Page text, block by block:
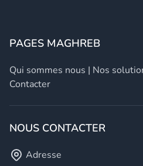
PAGES MAGHREB
Qui sommes nous | Nos
Contacter
NOUS CONTACTER
Adresse